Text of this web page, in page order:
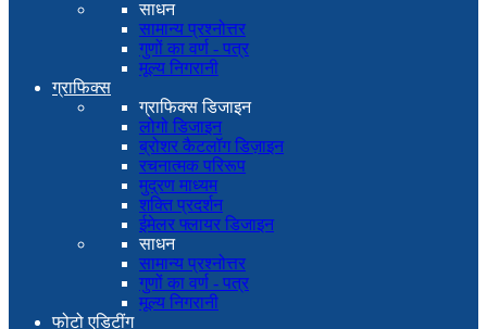
साधन
सामान्य प्रश्नोत्तर
गुणों का वर्ण - पत्र
मूल्य निगरानी
ग्राफिक्स
ग्राफिक्स डिजाइन
लोगो डिजाइन
ब्रोशर कैटलॉग डिज़ाइन
रचनात्मक परिरूप
मुद्रण माध्यम
शक्ति प्रदर्शन
ईमेलर फ्लायर डिजाइन
साधन
सामान्य प्रश्नोत्तर
गुणों का वर्ण - पत्र
मूल्य निगरानी
फोटो एडिटींग